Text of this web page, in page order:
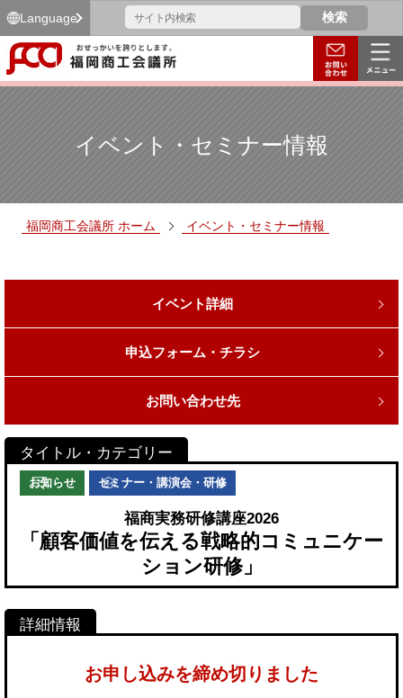
Language
イベント・セミナー情報
福岡商工会議所 ホーム イベント・セミナー情報
イベント詳細
申込フォーム・チラシ
お問い合わせ先
お知らせ セミナー・講演会・研修
福商実務研修講座2026
「顧客価値を伝える戦略的コミュニケー
ション研修」
お申し込みを締め切りました